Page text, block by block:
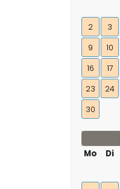
2
3
9
10
16
17
23
24
30
Mo
Di